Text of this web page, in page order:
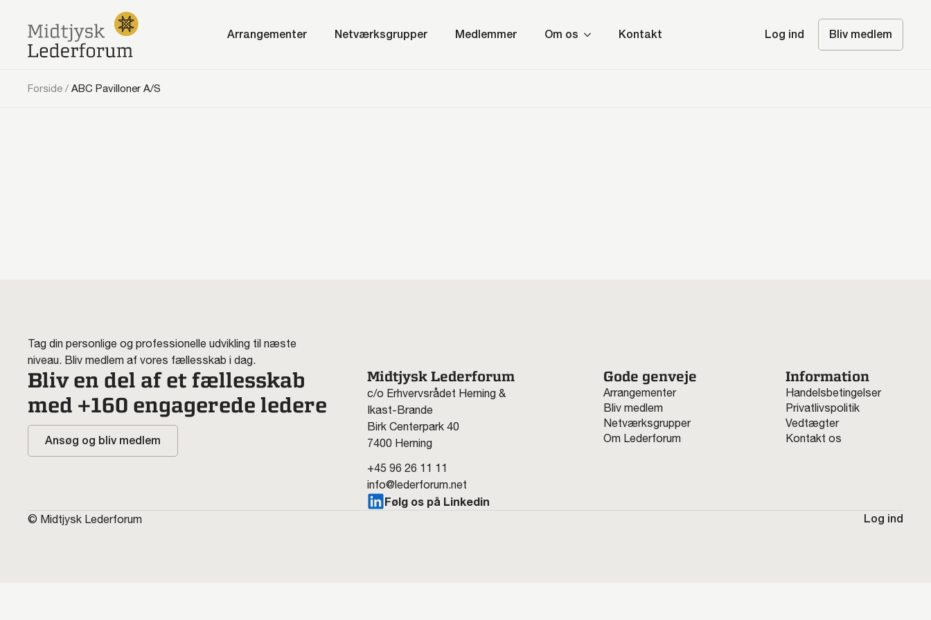
Arrangementer Netværksgrupper Medlemmer Om os Kontakt Log ind Bliv medlem
Forside / ABC Pavilloner A/S
Tag din personlige og professionelle udvikling til næste
niveau. Bliv medlem af vores fællesskab i dag.
Bliv en del af et fællesskab
med +160 engagerede ledere
Ansøg og bliv medlem
Midtjysk Lederforum
c/o Erhvervsrådet Herning &
Ikast-Brande
Birk Centerpark 40
7400 Herning
+45 96 26 11 11
info@lederforum.net
Følg os på Linkedin
Gode genveje
Arrangementer
Bliv medlem
Netværksgrupper
Om Lederforum
Information
Handelsbetingelser
Privatlivspolitik
Vedtægter
Kontakt os
© Midtjysk Lederforum Log ind